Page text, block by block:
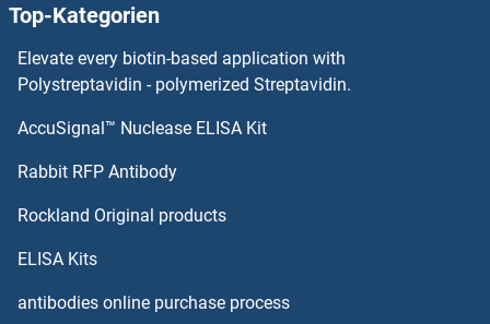
Alcohol Dehydrogenase Antikörper
Albumin Antikörper
ALDH9A1 Antikörper
ALDOB Antikörper
Top-Kategorien
Elevate every biotin-based application with
Polystreptavidin - polymerized Streptavidin.
AccuSignal™ Nuclease ELISA Kit
Rabbit RFP Antibody
Rockland Original products
ELISA Kits
antibodies online purchase process